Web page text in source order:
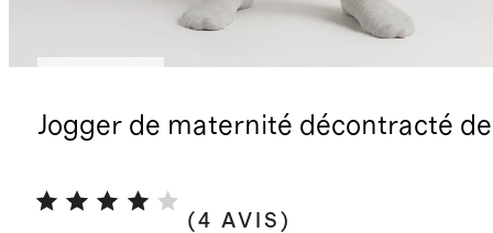
Jogger de maternité décontracté
(4 AVIS )